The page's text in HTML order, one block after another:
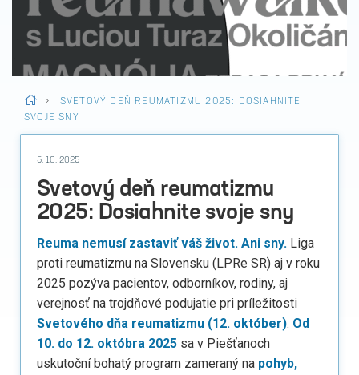
>
SVETOVÝ DEŇ REUMATIZMU 2025: DOSIAHNITE
SVOJE SNY
5. 10. 2025
Svetový deň reumatizmu
2025: Dosiahnite svoje sny
Reuma nemusí zastaviť váš život. Ani sny. Liga
proti reumatizmu na Slovensku (LPRe SR) aj v roku
2025 pozýva pacientov, odborníkov, rodiny, aj
verejnosť na trojdňové podujatie pri príležitosti
Svetového dňa reumatizmu (12. október). Od
10. do 12. októbra 2025 sa v Piešťanoch
uskutoční bohatý program zameraný na pohyb,